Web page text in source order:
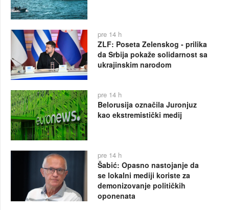
pre 14 h
ZLF: Poseta Zelenskog - prilika
da Srbija pokaže solidarnost sa
ukrajinskim narodom
pre 14 h
Belorusija označila Juronjuz
kao ekstremistički medij
pre 14 h
Šabić: Opasno nastojanje da
se lokalni mediji koriste za
demonizovanje političkih
oponenata